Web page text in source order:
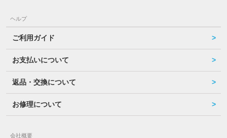
ヘルプ
ご利用ガイド
お支払いについて
返品・交換について
お修理について
会社概要